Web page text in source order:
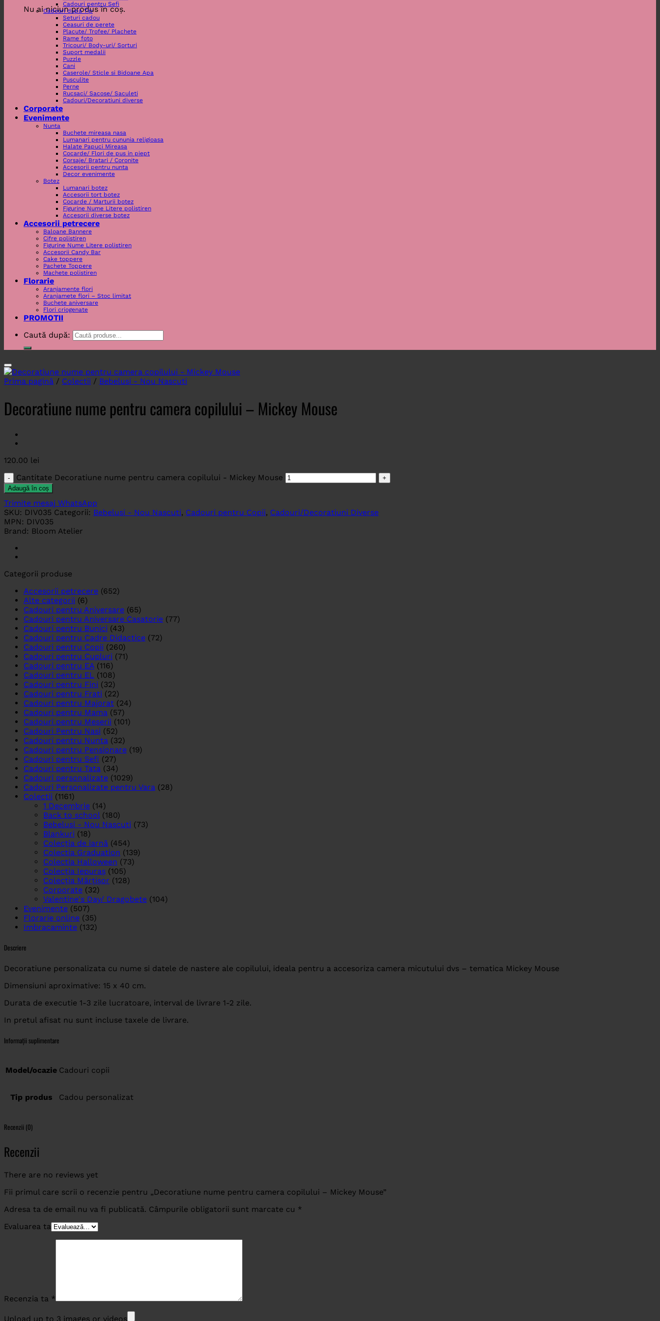
Nu ai niciun produs în coș.
Cadouri pentru Sefi
Cadouri dupa Tip
Seturi cadou
Ceasuri de perete
Placute/ Trofee/ Plachete
Rame foto
Tricouri/ Body-uri/ Sorturi
Suport medalii
Puzzle
Cani
Caserole/ Sticle si Bidoane Apa
Pusculite
Perne
Rucsaci/ Sacose/ Saculeti
Cadouri/Decoratiuni diverse
Corporate
Evenimente
Nunta
Buchete mireasa nasa
Lumanari pentru cununia religioasa
Halate Papuci Mireasa
Cocarde/ Flori de pus in piept
Corsaje/ Bratari / Coronite
Accesorii pentru nunta
Decor evenimente
Botez
Lumanari botez
Accesorii tort botez
Cocarde / Marturii botez
Figurine Nume Litere polistiren
Accesorii diverse botez
Accesorii petrecere
Baloane Bannere
Cifre polistiren
Figurine Nume Litere polistiren
Accesorii Candy Bar
Cake toppere
Pachete Toppere
Machete polistiren
Florarie
Aranjamente flori
Aranjamete flori – Stoc limitat
Buchete aniversare
Flori criogenate
PROMOTII
Caută după:
Prima pagină / Colectii / Bebelusi - Nou Nascuti
Decoratiune nume pentru camera copilului – Mickey Mouse
120.00 lei
Cantitate Decoratiune nume pentru camera copilului - Mickey Mouse
Adaugă în coș
Trimite mesaj WhatsApp
SKU: DIV035 Categorii: Bebelusi - Nou Nascuti, Cadouri pentru Copii, Cadouri/Decoratiuni Diverse
MPN: DIV035
Brand: Bloom Atelier
Categorii produse
Accesorii petrecere (652)
Alte categorii (6)
Cadouri pentru Aniversare (65)
Cadouri pentru Aniversare Casatorie (77)
Cadouri pentru Bunici (43)
Cadouri pentru Cadre Didactice (72)
Cadouri pentru Copii (260)
Cadouri pentru Cupluri (71)
Cadouri pentru EA (116)
Cadouri pentru EL (108)
Cadouri pentru Fini (32)
Cadouri pentru Frati (22)
Cadouri pentru Majorat (24)
Cadouri pentru Mama (57)
Cadouri pentru Meserii (101)
Cadouri Pentru Nasi (52)
Cadouri pentru Nunta (32)
Cadouri pentru Pensionare (19)
Cadouri pentru Sefi (27)
Cadouri pentru Tata (34)
Cadouri personalizate (1029)
Cadouri Personalizate pentru Vara (28)
Colectii (1161)
1 Decembrie (14)
Back to school (180)
Bebelusi - Nou Nascuti (73)
Blankuri (18)
Colecția de iarnă (454)
Colectia Graduation (139)
Colectia Halloween (73)
Colecția Iepuraș (105)
Colecția Mărțișor (128)
Corporate (32)
Valentine's Day/ Dragobete (104)
Evenimente (507)
Florarie online (35)
Imbracaminte (132)
Descriere
Decoratiune personalizata cu nume si datele de nastere ale copilului, ideala pentru a accesoriza camera micutului dvs – tematica Mickey Mouse
Dimensiuni aproximative: 15 x 40 cm.
Durata de executie 1-3 zile lucratoare, interval de livrare 1-2 zile.
In pretul afisat nu sunt incluse taxele de livrare.
Informații suplimentare
Model/ocazie Cadouri copii
Tip produs Cadou personalizat
Recenzii (0)
Recenzii
There are no reviews yet
Fii primul care scrii o recenzie pentru „Decoratiune nume pentru camera copilului – Mickey Mouse”
Adresa ta de email nu va fi publicată. Câmpurile obligatorii sunt marcate cu *
Evaluarea ta
Recenzia ta *
Upload up to 3 images or videos